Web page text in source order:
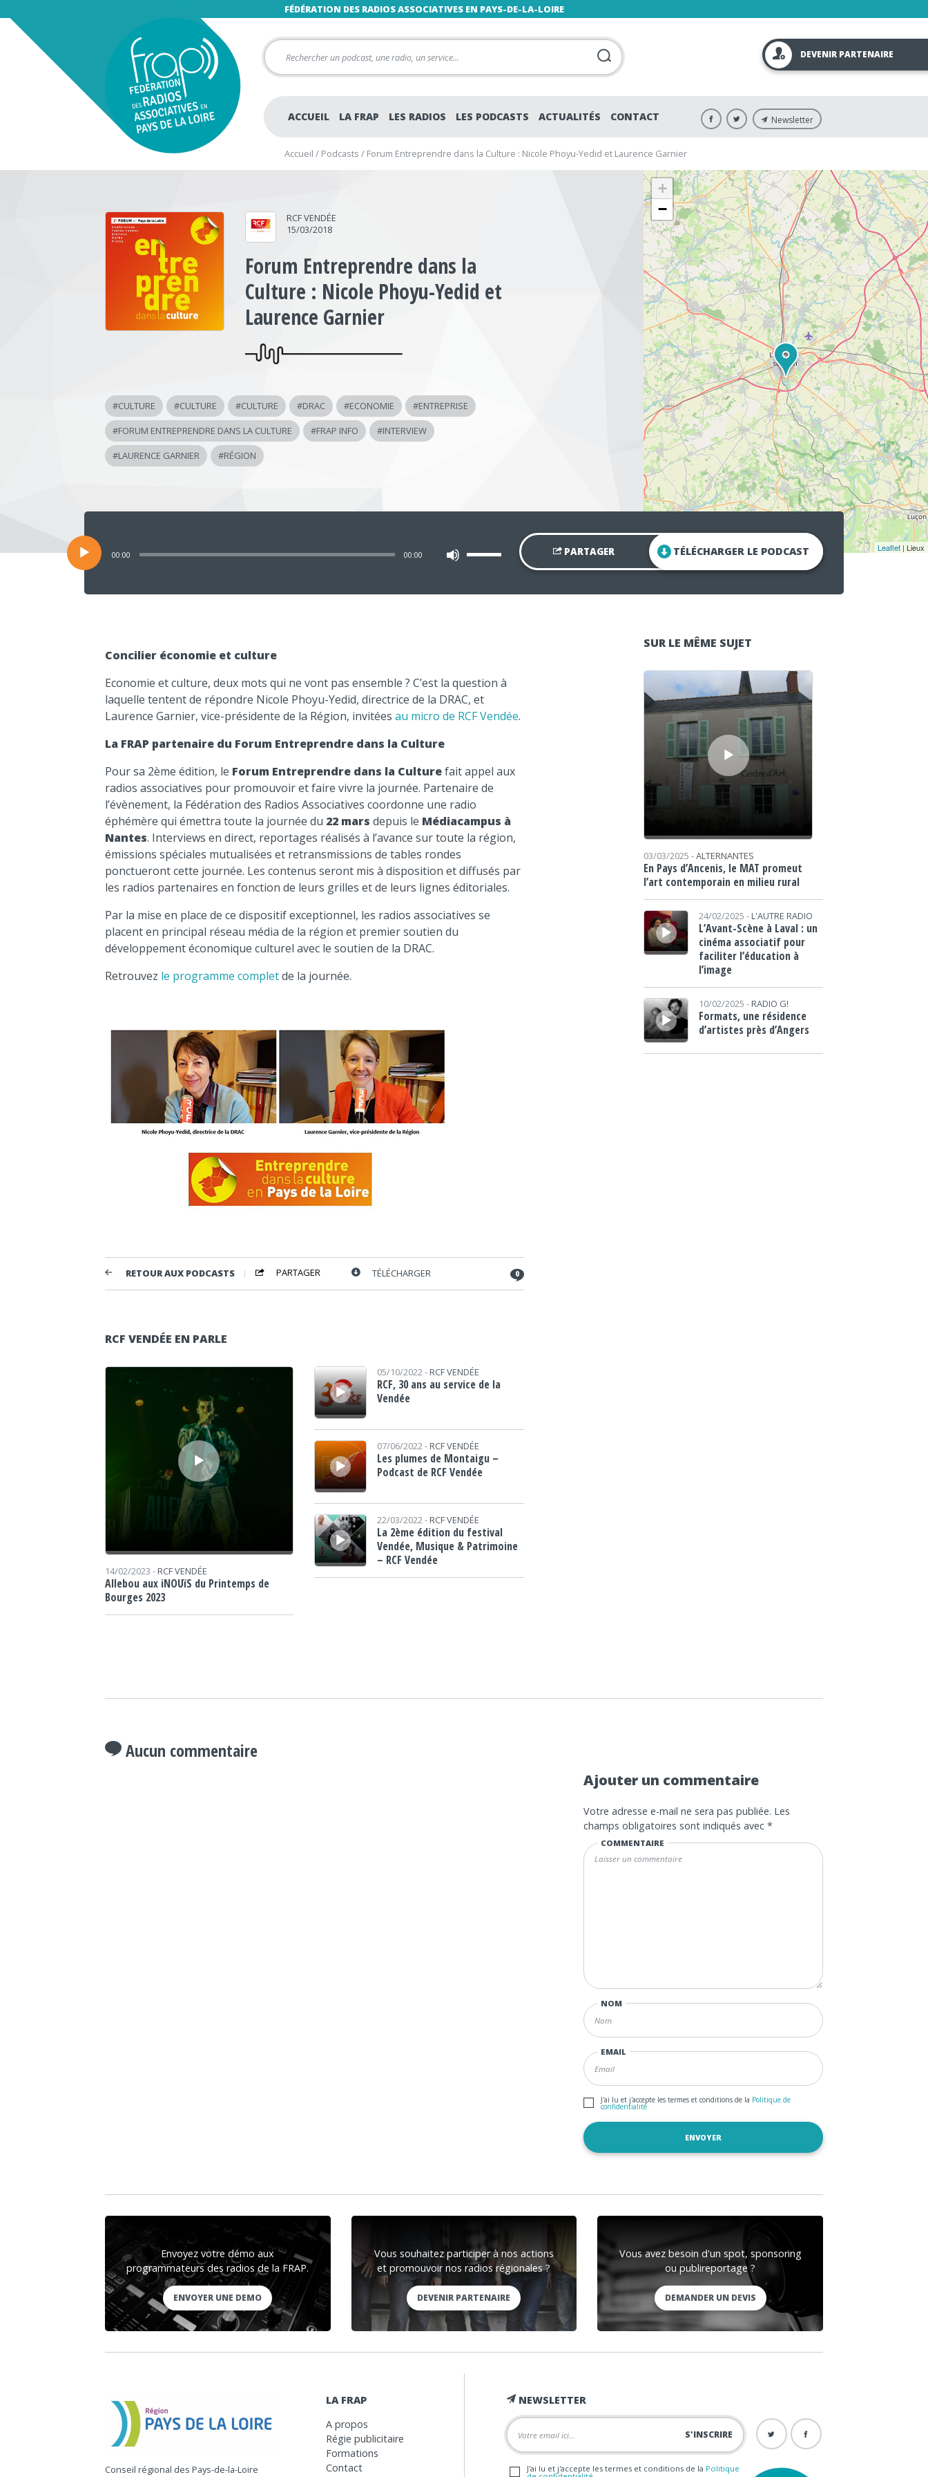
FÉDÉRATION DES RADIOS ASSOCIATIVES EN PAYS-DE-LA-LOIRE
DEVENIR PARTENAIRE
ACCUEIL LA FRAP LES RADIOS LES PODCASTS ACTUALITÉS CONTACT Newsletter
Accueil / Podcasts / Forum Entreprendre dans la Culture : Nicole Phoyu-Yedid et Laurence Garnier
RCF VENDÉE
15/03/2018
Forum Entreprendre dans la
Culture : Nicole Phoyu-Yedid et
Laurence Garnier
#CULTURE #CULTURE #CULTURE #DRAC #ECONOMIE #ENTREPRISE
#FORUM ENTREPRENDRE DANS LA CULTURE #FRAP INFO #INTERVIEW
#LAURENCE GARNIER #RÉGION
+
−
Leaflet | Lieux
Lecteur
00:00 00:00 les
pour
PARTAGER TÉLÉCHARGER LE PODCAST
Concilier économie et culture
Economie et culture, deux mots qui ne vont pas ensemble ? C’est la question à
laquelle tentent de répondre Nicole Phoyu-Yedid, directrice de la DRAC, et
Laurence Garnier, vice-présidente de la Région, invitées au micro de RCF Vendée.
La FRAP partenaire du Forum Entreprendre dans la Culture
Pour sa 2ème édition, le Forum Entreprendre dans la Culturefait appel aux
radios associatives pour promouvoir et faire vivre la journée. Partenaire de
l’évènement, la Fédération des Radios Associatives coordonne une radio
éphémère qui émettra toute la journée du 22 mars depuis le Médiacampus à
Nantes. Interviews en direct, reportages réalisés à l’avance sur toute la région,
émissions spéciales mutualisées et retransmissions de tables rondes
ponctueront cette journée. Les contenus seront mis à disposition et diffusés par
les radios partenaires en fonction de leurs grilles et de leurs lignes éditoriales.
Par la mise en place de ce dispositif exceptionnel, les radios associatives se
placent en principal réseau média de la région et premier soutien du
développement économique culturel avec le soutien de la DRAC.
Retrouvez le programme completde la journée.
RETOUR AUX PODCASTS PARTAGER TÉLÉCHARGER 0
RCF VENDÉE EN PARLE
Lecteur audio
14/02/2023 - RCF VENDÉE
Allebou aux iNOUïS du Printemps de
Bourges 2023
Lecteur audio 05/10/2022 - RCF VENDÉE
RCF, 30 ans au service de la
Vendée
Lecteur audio 07/06/2022 - RCF VENDÉE
Les plumes de Montaigu –
Podcast de RCF Vendée
Lecteur audio 22/03/2022 - RCF VENDÉE
La 2ème édition du festival
Vendée, Musique & Patrimoine
– RCF Vendée
SUR LE MÊME SUJET
Lecteur audio
03/03/2025 -ALTERNANTES
En Pays d’Ancenis, le MAT promeut
l’art contemporain en milieu rural
Lecteur audio
24/02/2025 - L'AUTRE RADIO
L’Avant-Scène à Laval : un
cinéma associatif pour
faciliter l’éducation à
l’image
Lecteur audio
10/02/2025 - RADIO G!
Formats, une résidence
d’artistes près d’Angers
Aucun commentaire
Ajouter un commentaire
Votre adresse e-mail ne sera pas publiée. Les
champs obligatoires sont indiqués avec*
COMMENTAIRE
NOM
EMAIL
J'ai lu et j'accepte les termes et conditions de la Politique de
confidentialité
Envoyez votre démo aux
programmateurs des radios de la FRAP.
ENVOYER UNE DEMO
Vous souhaitez participer à nos actions
et promouvoir nos radios régionales ?
DEVENIR PARTENAIRE
Vous avez besoin d'un spot, sponsoring
ou publireportage ?
DEMANDER UN DEVIS
Conseil régional des Pays-de-la-Loire
LA FRAP
A propos
Régie publicitaire
Formations
Contact
NEWSLETTER
J'ai lu et j'accepte les termes et conditions de la Politique